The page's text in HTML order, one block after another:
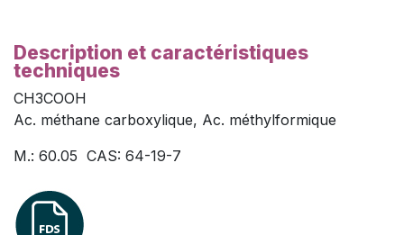
Description et caractéristiques
techniques
CH3COOH
Ac. méthane carboxylique, Ac. méthylformique
M.: 60.05 CAS: 64-19-7